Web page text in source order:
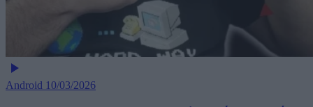
Android 10/03/2026